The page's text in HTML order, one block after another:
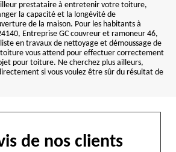
prestataire à entretenir votre toiture,
la capacité et la longévité de
de la maison. Pour les habitants à
Entreprise GC couvreur et ramoneur 46,
en travaux de nettoyage et démoussage de
vous attend pour effectuer correctement
pour toiture. Ne cherchez plus ailleurs,
si vous voulez être sûr du résultat de
de nos clients